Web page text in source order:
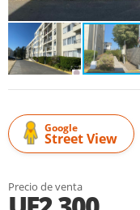
Google
Street View
Precio de venta